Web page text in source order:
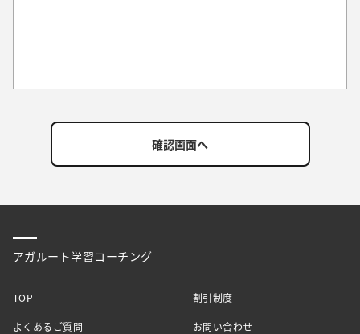
アガルート学習コーチング
TOP 割引制度
よくあるご質問 お問い合わせ